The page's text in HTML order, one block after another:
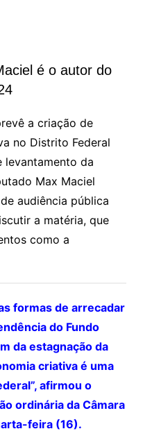
é o autor do
a criação de
no Distrito Federal
levantamento da
Max Maciel
audiência pública
a matéria, que
como a
formas de arrecadar
do Fundo
da estagnação da
criativa é uma
afirmou o
ordinária da Câmara
feira (16).